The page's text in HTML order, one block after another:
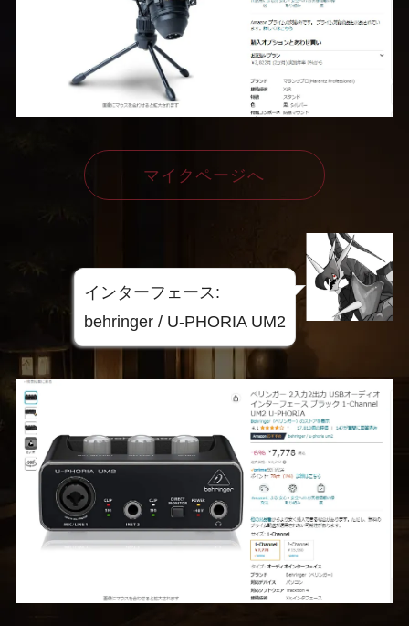
マイクページへ
インターフェース:
behringer / U-PHORIA UM2